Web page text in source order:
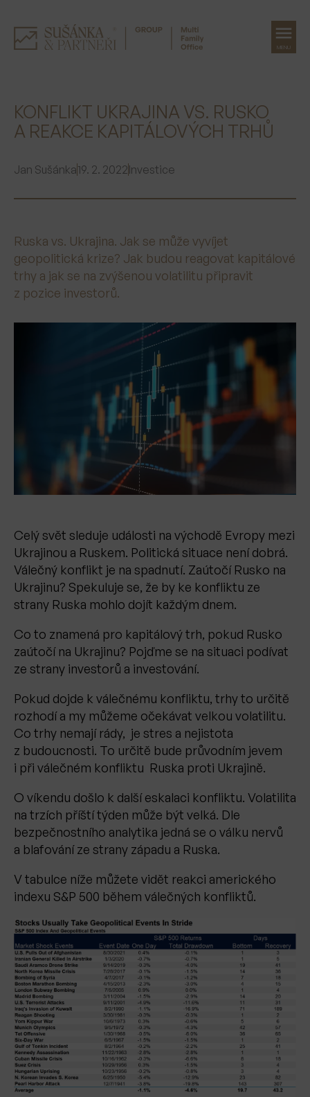
obsah
MENU
KONFLIKT UKRAJINA VS. RUSKO
A REAKCE KAPITÁLOVÝCH TRHŮ
Jan Sušánka19. 2. 2022Investice
Ruska vs. Ukrajina. Jak se může vyvíjet
geopolitická krize? Jak budou reagovat kapitálové
trhy a jak se na zvýšenou volatilitu připravit
z pozice investorů.
Celý svět sleduje události na východě Evropy mezi
Ukrajinou a Ruskem. Politická situace není dobrá.
Válečný konflikt je na spadnutí. Zaútočí Rusko na
Ukrajinu? Spekuluje se, že by ke konfliktu ze
strany Ruska mohlo dojít každým dnem.
Co to znamená pro kapitálový trh, pokud Rusko
zaútočí na Ukrajinu? Pojďme se na situaci podívat
ze strany investorů a investování.
Pokud dojde k válečnému konfliktu, trhy to určitě
rozhodí a my můžeme očekávat velkou volatilitu.
Co trhy nemají rády, je stres a nejistota
z budoucnosti. To určitě bude průvodním jevem
i při válečném konfliktu Ruska proti Ukrajině.
O víkendu došlo k další eskalaci konfliktu. Volatilita
na trzích příští týden může být velká. Dle
bezpečnostního analytika jedná se o válku nervů
a blafování ze strany západu a Ruska.
V tabulce níže můžete vidět reakci amerického
indexu S&P 500 během válečných konfliktů.